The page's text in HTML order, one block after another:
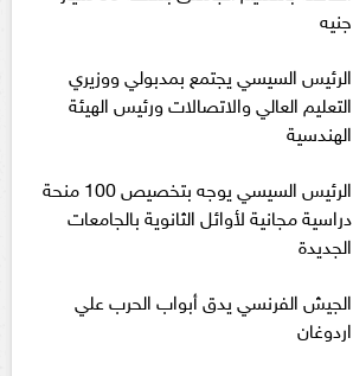
جنيه
الرئيس السيسي يجتمع بمدبولي ووزيري
التعليم العالي والاتصالات ورئيس الهيئة
الهندسية
الرئيس السيسي يوجه بتخصيص 100 منحة
دراسية مجانية لأوائل الثانوية بالجامعات
الجديدة
الجيش الفرنسي يدق أبواب الحرب علي
اردوغان